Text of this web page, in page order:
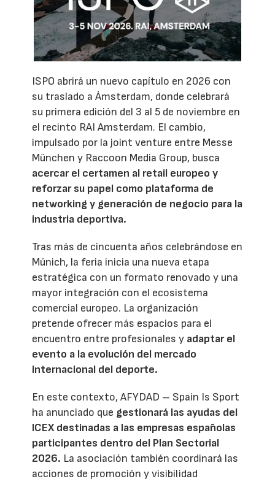
ISPO abrirá un nuevo capítulo en 2026 con
su traslado a Ámsterdam, donde celebrará
su primera edición del 3 al 5 de noviembre en
el recinto RAI Amsterdam. El cambio,
impulsado por la joint venture entre Messe
München y Raccoon Media Group, busca
acercar el certamen al retail europeo y
reforzar su papel como plataforma de
networking y generación de negocio para la
industria deportiva.
Tras más de cincuenta años celebrándose en
Múnich, la feria inicia una nueva etapa
estratégica con un formato renovado y una
mayor integración con el ecosistema
comercial europeo. La organización
pretende ofrecer más espacios para el
encuentro entre profesionales y adaptar el
evento a la evolución del mercado
internacional del deporte.
En este contexto, AFYDAD – Spain Is Sport
ha anunciado que gestionará las ayudas del
ICEX destinadas a las empresas españolas
participantes dentro del Plan Sectorial
2026. La asociación también coordinará las
acciones de promoción y visibilidad